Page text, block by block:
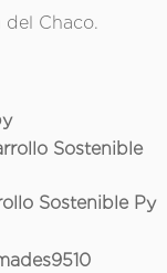
del Chaco.
Sostenible
Sostenible Py